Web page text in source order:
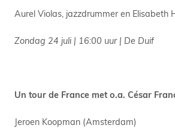
Aurel Violas, jazzdrummer en Elisabeth
Zondag 24 juli | 16:00 uur | De Duif
Un tour de France met o.a. César
Jeroen Koopman (Amsterdam)